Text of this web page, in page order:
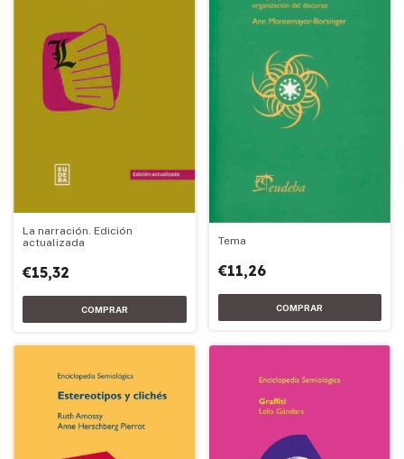
La narración. Edición
actualizada
€15,32
Tema
€11,26